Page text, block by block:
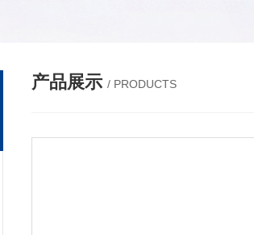
产品展示 / PRODUCTS